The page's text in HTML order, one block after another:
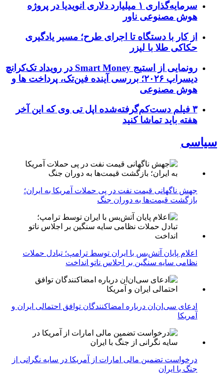
سرمایه‌گذاری ۱ میلیارد دلاری انویدیا در پروژه
هوش مصنوعی ناور
از کار با دستگاه تا اجرای طرح؛ مسیر یادگیری
حکاکی طلا با لیزر
رونمایی از استیج Smart Money در رویداد تک‌کرانچ
دیسراپ ۲۰۲۶؛ بررسی آینده فین‌تک، پرداخت‌ ها و
هوش مصنوعی
۳ فیلم دست‌کم‌گرفته‌شده اپل تی وی که این آخر
هفته باید تماشا کنید
سیاسی
جهش ناگهانی قیمت نفت در پی حملات آمریکا به ایران؛
بازگشت قیمت‌ها به دوران جنگ
اعلام پایان آتش‌بس با ایران توسط ترامپ؛ تبادل حملات
نظامی سایه سنگین بر اجلاس ناتو انداخت
ادعای سی‌ان‌ان درباره امضاکنندگان توافق احتمالی ایران و
آمریکا
درخواست تضمین مالی امارات از آمریکا در سایه نگرانی از
جنگ با ایران